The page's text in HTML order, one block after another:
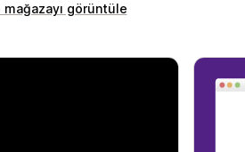
mağazayı görüntüle